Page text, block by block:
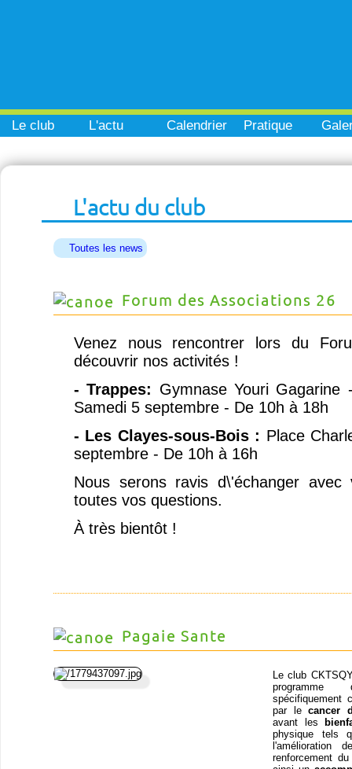
Le club L'actu Calendrier Pratique
L'actu du club
Toutes les news
Forum des Associations 26
Venez nous rencontrer lors du
découvrir nos activités !
- Trappes: Gymnase Youri
Samedi 5 septembre - De 10h à 18h
- Les Clayes-sous-Bois : Place
septembre - De 10h à 16h
Nous serons ravis d\'échanger
toutes vos questions.
À très bientôt !
Pagaie Sante
Le club
spécifiquement
par lecancer
avant les
physique tels
l'amélioration
renforcement